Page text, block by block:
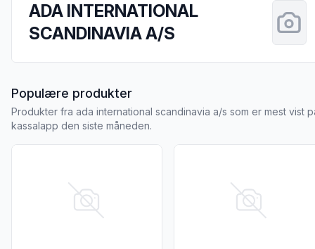
ADA INTERNATIONAL
SCANDINAVIA A/S
Populære produkterfra ADA INTERNATIONAL
Produkter fra ada international scandinavia a/s som er mest vist
kassalapp den siste måneden.